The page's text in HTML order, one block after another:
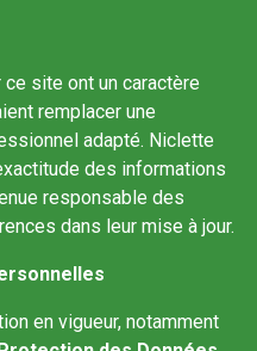
site ont un caractère
remplacer une
adapté. Niclette
des informations
responsable des
dans leur mise à jour.
en vigueur, notamment